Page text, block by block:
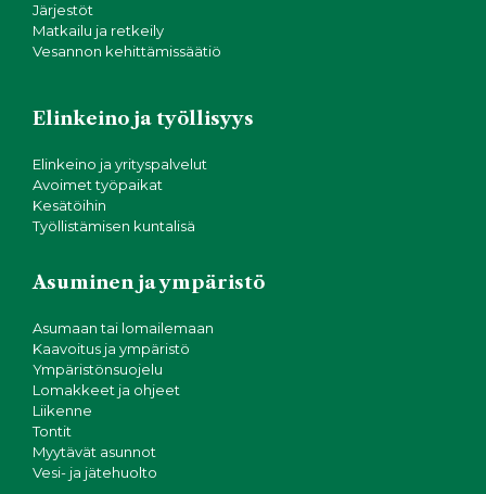
Järjestöt
Matkailu ja retkeily
Vesannon kehittämissäätiö
Elinkeino ja työllisyys
Elinkeino ja yrityspalvelut
Avoimet työpaikat
Kesätöihin
Työllistämisen kuntalisä
Asuminen ja ympäristö
Asumaan tai lomailemaan
Kaavoitus ja ympäristö
Ympäristönsuojelu
Lomakkeet ja ohjeet
Liikenne
Tontit
Myytävät asunnot
Vesi- ja jätehuolto